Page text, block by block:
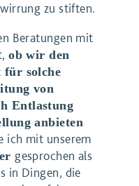
zu stiften.
Beratungen mit
ob wir den
für solche
von
Entlastung
anbieten
ich mit unserem
gesprochen als
in Dingen, die